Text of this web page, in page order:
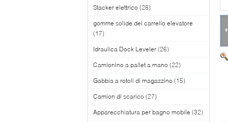
Stacker elettrico (28)
gomme solide del carrello elevatore
(17)
Idraulica Dock Leveler (26)
Camionino a pallet a mano (22)
Gabbia a rotoli di magazzino (15)
Camion di scarico (27)
Apparecchiatura per bagno mobile (32)